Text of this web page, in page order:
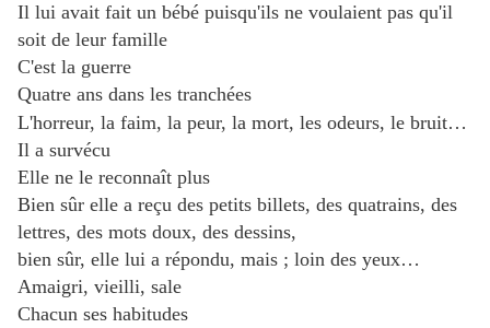
Il lui avait fait un bébé puisqu'ils ne voulaient pas qu'il
soit de leur famille
C'est la guerre
Quatre ans dans les tranchées
L'horreur, la faim, la peur, la mort, les odeurs, le bruit…
Il a survécu
Elle ne le reconnaît plus
Bien sûr elle a reçu des petits billets, des quatrains, des
lettres, des mots doux, des dessins,
bien sûr, elle lui a répondu, mais ; loin des yeux…
Amaigri, vieilli, sale
Chacun ses habitudes